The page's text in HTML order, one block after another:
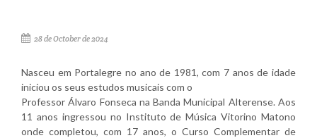
28 de October de 2024
Nasceu em Portalegre no ano de 1981, com 7 anos de idade
iniciou os seus estudos musicais com o
Professor Álvaro Fonseca na Banda Municipal Alterense. Aos
11 anos ingressou no Instituto de Música Vitorino Matono
onde completou, com 17 anos, o Curso Complementar de